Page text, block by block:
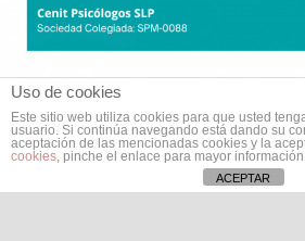
Uso de cookies
Este sitio web utiliza cookies para que usted
usuario. Si continúa navegando está dando su
aceptación de las mencionadas cookies y la
cookies, pinche el enlace para mayor
ACEPTAR